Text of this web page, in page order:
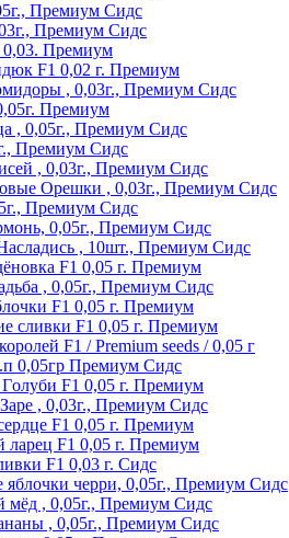
Премиум Сидс
Премиум Сидс
0,03. Премиум
F1 0,02 г. Пpeмиyм
, 0,03г., Премиум Сидс
Премиум
, 0,05г., Премиум Сидс
Премиум Сидс
, 0,03г., Премиум Сидс
Орешки , 0,03г., Премиум Сидс
Премиум Сидс
0,05г., Премиум Сидс
, 10шт., Премиум Сидс
F1 0,05 г. Пpeмиyм
, 0,05г., Премиум Сидс
F1 0,05 г. Пpeмиyм
cливки F1 0,05 г. Пpeмиyм
F1 / Premium seeds / 0,05 г
0,05гр Премиум Сидс
F1 0,05 г. Пpeмиyм
, 0,03г., Премиум Сидс
F1 0,05 г. Пpeмиyм
лapeц F1 0,05 г. Пpeмиyм
F1 0,03 г. Сидс
черри, 0,05г., Премиум Сидс
, 0,05г., Премиум Сидс
, 0,05г., Премиум Сидс